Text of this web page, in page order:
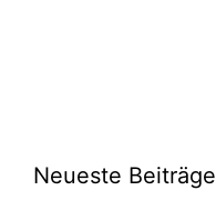
Neueste Beiträge